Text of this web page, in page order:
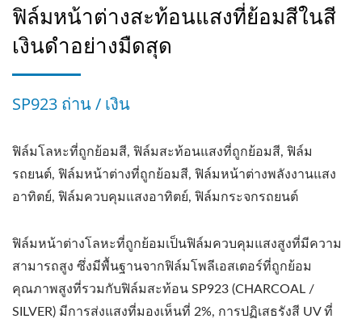
ฟิล์มหน้าต่างสะท้อนแสงที่ย้อมสีในสี
เงินดำอย่างมืดสุด
SP923 ถ่าน / เงิน
ฟิล์มโลหะที่ถูกย้อมสี, ฟิล์มสะท้อนแสงที่ถูกย้อมสี, ฟิล์ม
รถยนต์, ฟิล์มหน้าต่างที่ถูกย้อมสี, ฟิล์มหน้าต่างพลังงานแสง
อาทิตย์, ฟิล์มควบคุมแสงอาทิตย์, ฟิล์มกระจกรถยนต์
ฟิล์มหน้าต่างโลหะที่ถูกย้อมเป็นฟิล์มควบคุมแสงสูงที่มีความ
สามารถสูง ซึ่งมีพื้นฐานจากฟิล์มโพลีเอสเตอร์ที่ถูกย้อม
คุณภาพสูงที่รวมกับฟิล์มสะท้อน SP923 (CHARCOAL /
SILVER) มีการส่งแสงที่มองเห็นที่ 2%, การปฏิเสธรังสี UV ที่